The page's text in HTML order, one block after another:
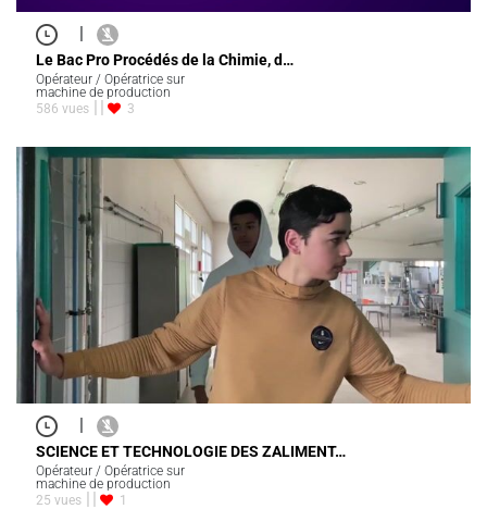
Le Bac Pro Procédés de la Chimie, d…
Opérateur / Opératrice sur
machine de production
586 vues
3
|
SCIENCE ET TECHNOLOGIE DES ZALIMENT…
Opérateur / Opératrice sur
machine de production
25 vues
1